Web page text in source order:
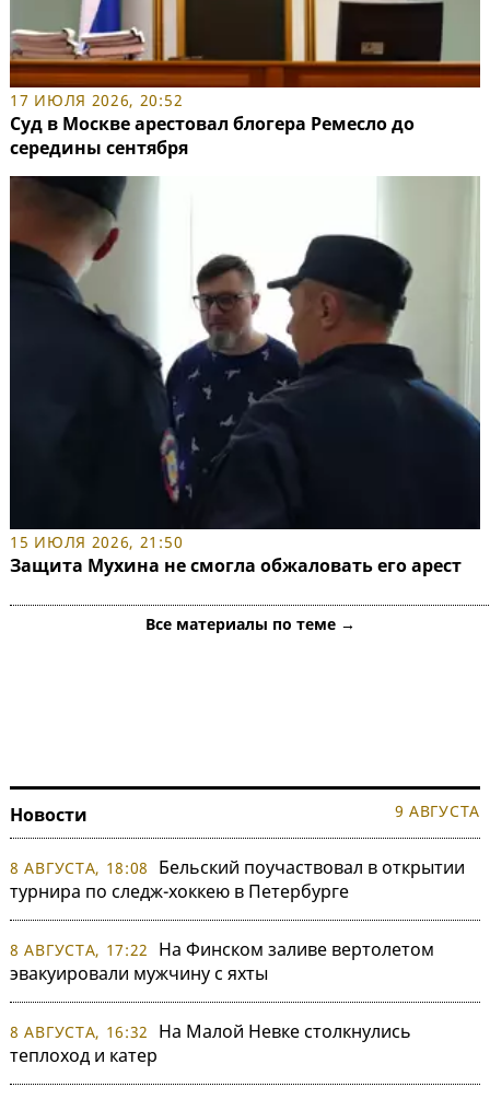
17 ИЮЛЯ 2026, 20:52
Суд в Москве арестовал блогера Ремесло до
середины сентября
15 ИЮЛЯ 2026, 21:50
Защита Мухина не смогла обжаловать его арест
Все материалы по теме →
Новости 9 АВГУСТА
8 АВГУСТА, 18:08
Бельский поучаствовал в открытии
турнира по следж-хоккею в Петербурге
8 АВГУСТА, 17:22
На Финском заливе вертолетом
эвакуировали мужчину с яхты
8 АВГУСТА, 16:32
На Малой Невке столкнулись
теплоход и катер